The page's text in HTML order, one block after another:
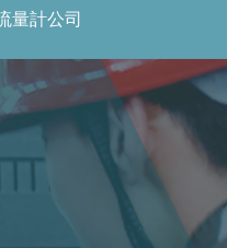
量計公司